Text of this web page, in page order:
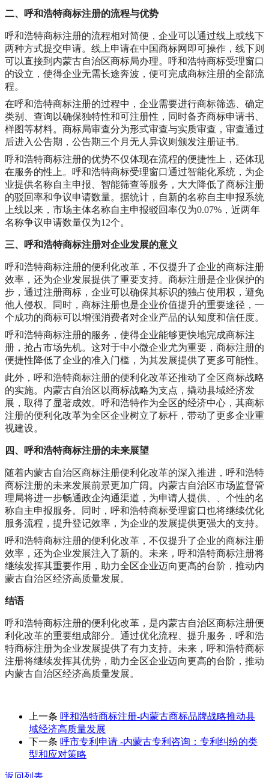
二、呼和浩特商标注册的流程与优势
呼和浩特商标注册的流程相对简便，企业可以通过线上或线下
两种方式提交申请。线上申请在中国商标网即可操作，线下则
可以直接到内蒙古自治区商标局办理。呼和浩特商标受理窗口
的设立，使得企业无需长途奔波，便可完成商标注册的全部流
程。
在呼和浩特商标注册的过程中，企业需要进行商标筛选、确定
类别、查询以确保独特性和可注册性，同时备齐商标申请书、
样图等材料。商标局审查分为形式审查与实质审查，审查通过
后进入公告期，公告期三个月无人异议则颁发注册证书。
呼和浩特商标注册的优势不仅体现在流程的便捷性上，还体现
在服务的性上。呼和浩特商标受理窗口通过智能化系统，为企
业提供名称自主申报、智能筛查等服务，大大降低了商标注册
的驳回率和争议申请数量。据统计，自新的名称自主申报系统
上线以来，市场主体名称自主申报驳回率仅为0.07%，近两年
名称争议申请数量仅为12个。
三、呼和浩特商标注册对企业发展的意义
呼和浩特商标注册的便利化改革，不仅提升了企业的商标注册
效率，还为企业发展提供了重要支持。商标注册是企业保护的
步，通过注册商标，企业可以确保其标识的独占使用权，避免
他人侵权。同时，商标注册也是企业价值提升的重要途径，一
个成功的商标可以增强消费者对企业产品的认知度和信任度。
呼和浩特商标注册的服务，使得企业能够更快地完成商标注
册，抢占市场先机。这对于中小微企业尤为重要，商标注册的
便捷性降低了企业的准入门槛，为其发展提供了更多可能性。
此外，呼和浩特商标注册的便利化改革还推动了全区商标战略
的实施。内蒙古自治区以商标战略为支点，撬动县域经济发
展，取得了显著成效。呼和浩特作为全区的经济中心，其商标
注册的便利化改革为全区企业树立了标杆，带动了更多企业重
视建设。
四、呼和浩特商标注册的未来展望
随着内蒙古自治区商标注册便利化改革的深入推进，呼和浩特
商标注册的未来发展前景更加广阔。内蒙古自治区市场监督管
理局将进一步畅通政企沟通渠道，为申请人提供、、个性的名
称自主申报服务。同时，呼和浩特商标受理窗口也将继续优化
服务流程，提升登记效率，为企业的发展提供更强大的支持。
呼和浩特商标注册的便利化改革，不仅提升了企业的商标注册
效率，还为企业发展注入了新的。未来，呼和浩特商标注册将
继续发挥其重要作用，助力全区企业迈向更高的台阶，推动内
蒙古自治区经济高质量发展。
结语
呼和浩特商标注册的便利化改革，是内蒙古自治区商标注册便
利化改革的重要组成部分。通过优化流程、提升服务，呼和浩
特商标注册为企业发展提供了有力支持。未来，呼和浩特商标
注册将继续发挥其优势，助力全区企业迈向更高的台阶，推动
内蒙古自治区经济高质量发展。
上一条 呼和浩特商标注册-内蒙古商标品牌战略推动县
域经济高质量发展
下一条 呼市专利申请 -内蒙古专利咨询：专利纠纷的类
型和应对策略